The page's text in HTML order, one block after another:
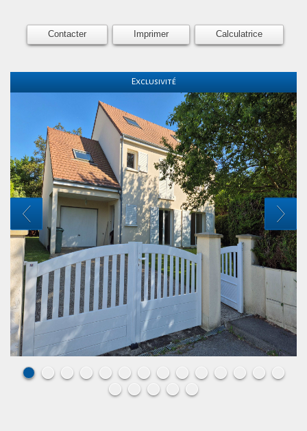
Contacter Imprimer Calculatrice
Exclusivité